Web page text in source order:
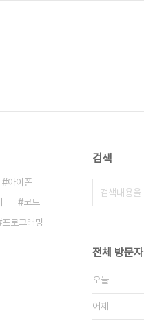
아이폰
코드
프로그래밍
검색
전체 방문자
오늘
어제